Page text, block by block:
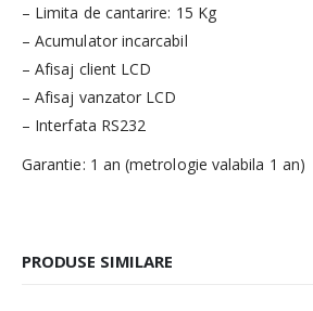
– Limita de cantarire: 15 Kg
– Acumulator incarcabil
– Afisaj client LCD
– Afisaj vanzator LCD
– Interfata RS232
Garantie: 1 an (metrologie valabila 1 an)
PRODUSE SIMILARE